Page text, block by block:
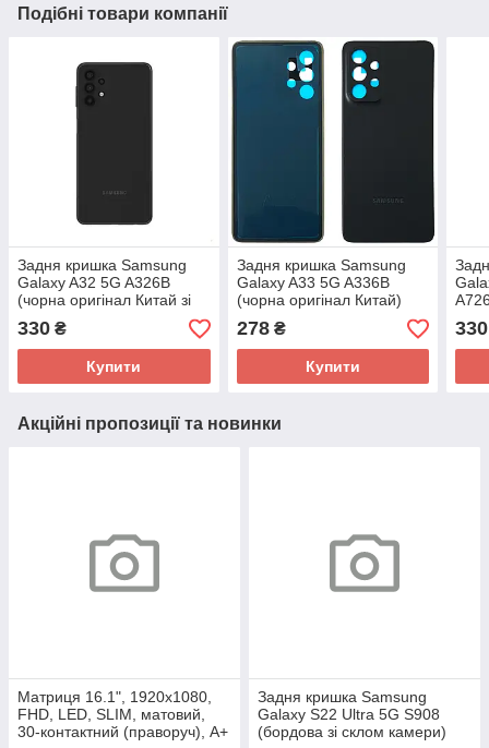
Подібні товари компанії
Задня кришка Samsung
Galaxy A32 5G A326B
(чорна оригінал Китай зі
склом камери)
330 ₴
Купити
Задня кришка Samsung
Galaxy A33 5G A336B
(чорна оригінал Китай)
278₴
Купити
330
Акційні пропозиції та новинки
Матриця 16.1", 1920x1080,
FHD, LED, SLIM, матовий,
30-контактний (праворуч), A+
Задня кришка Samsung
Galaxy S22 Ultra 5G S908
(бордова зі склом камери)